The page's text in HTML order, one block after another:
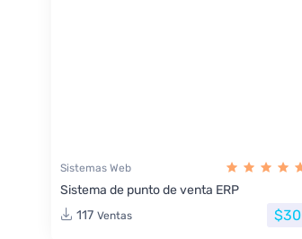
Sistemas Web
Sistema de punto de venta ERP
117 Ventas $30